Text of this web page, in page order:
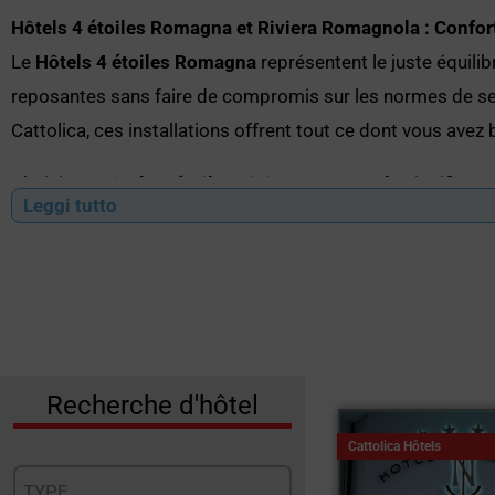
Hôtels 4 étoiles Romagna et Riviera Romagnola :
Le Hôtels 4 étoiles Romagna représentent le juste
reposantes sans faire de compromis sur les normes de
Cattolica, ces installations offrent tout ce dont vous avez
Choisir unHôtels 4 étoiles Riviera Romagnolasignifie
restaurants raffinés et des services adaptés aux
organisés, les hôtels de cette catégorie savent allier
Chambres spacieuses avec balcon, Wi-Fi et
Cuisine romagnole typique et menus personnalisés
Piscines, spa, salle de sport et espace détente
Leggi tutto
Recherche d'hôtel
Cattolica Hôtels